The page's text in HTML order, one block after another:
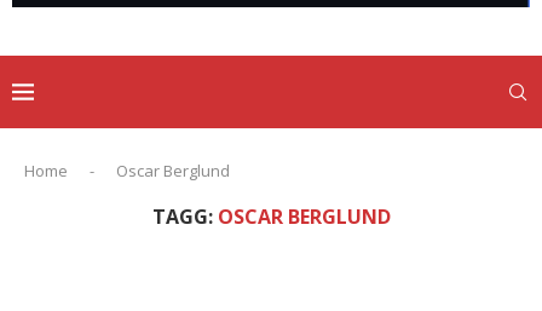
Home - Oscar Berglund
TAGG: OSCAR BERGLUND